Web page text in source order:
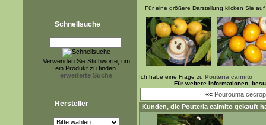
Schnellsuche
Verwenden Sie Stichworte, um
ein Produkt zu finden.
erweiterte Suche
Hersteller
Für eine größere Darstellung klicken Sie
Ich habe eine Frage zu Pouteria caimito
Für weitere Informationen,
«« Pourouma
Kunden, die Pouteria caimito gekauft